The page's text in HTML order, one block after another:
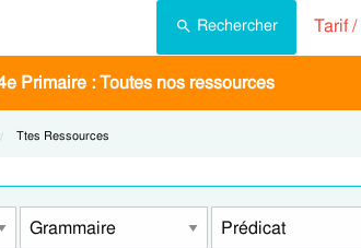
Rechercher Tarif /
Primaire : Toutes nos ressources
Current:
Ttes Ressources